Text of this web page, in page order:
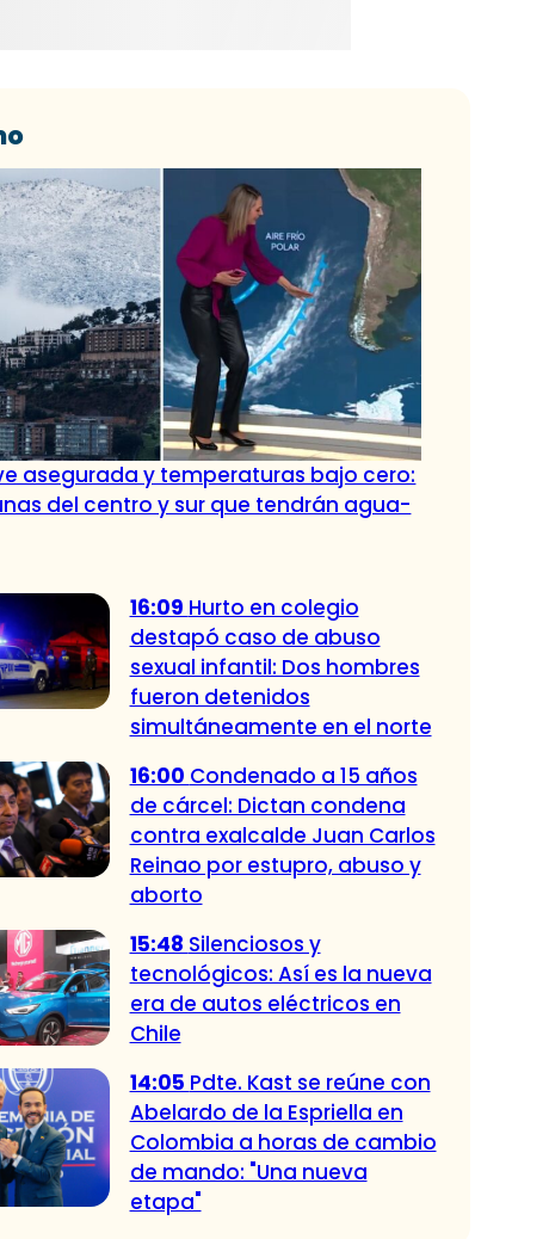
asegurada y temperaturas bajo cero:
del centro y sur que tendrán agua-
16:09 Hurto en colegio
destapó caso de abuso
sexual infantil: Dos hombres
fueron detenidos
simultáneamente en el norte
16:00 Condenado a 15 años
de cárcel: Dictan condena
contra exalcalde Juan Carlos
Reinao por estupro, abuso y
aborto
15:48 Silenciosos y
tecnológicos: Así es la nueva
era de autos eléctricos en
Chile
14:05 Pdte. Kast se reúne con
Abelardo de la Espriella en
Colombia a horas de cambio
de mando: "Una nueva
etapa"